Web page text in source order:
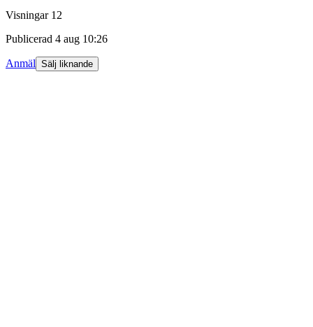
Visningar 12
Publicerad 4 aug 10:26
Anmäl Sälj liknande